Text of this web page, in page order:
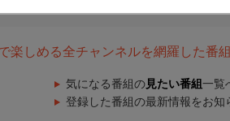
楽しめる全チャンネルを網羅した番
気になる番組の 見たい番組 一覧
登録した番組の最新情報をお知